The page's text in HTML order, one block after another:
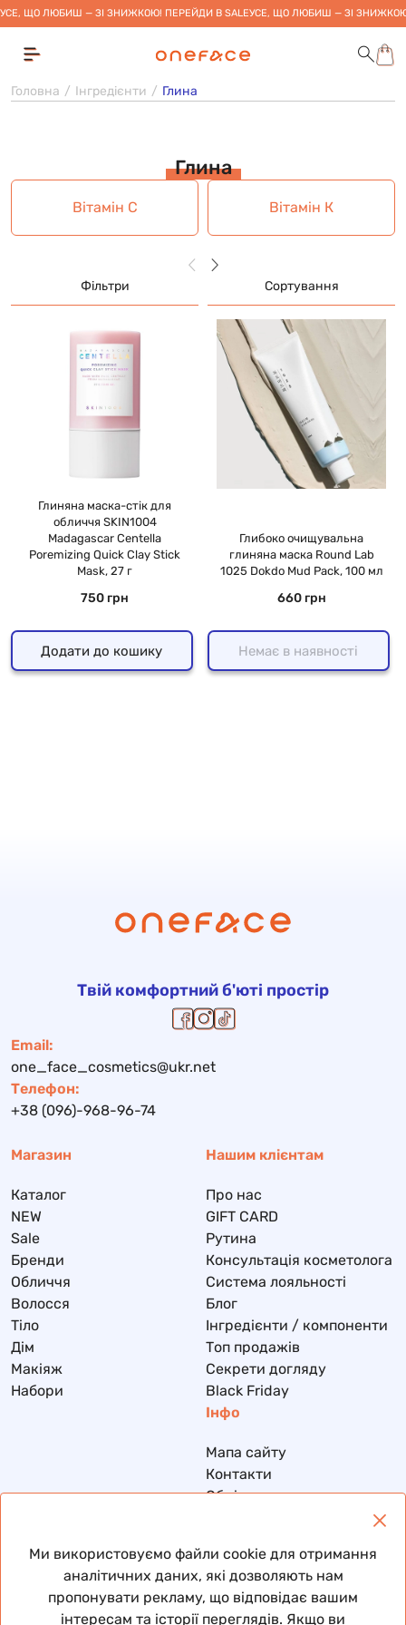
УСЕ, ЩО ЛЮБИШ — ЗІ ЗНИЖКОЮ! ПЕРЕЙДИ В SALEУСЕ, ЩО ЛЮБИШ — ЗІ
Головна Інгредієнти Глина
Глина
Вітамін С Вітамін К
Фільтри Сортування
Глиняна маска-стік для
обличчя SKIN1004
Madagascar Centella
Poremizing Quick Clay Stick
Mask, 27 г
750 грн
Додати до кошику
Глибоко очищувальна
глиняна маска Round Lab
1025 Dokdo Mud Pack, 100 мл
660 грн
Немає в наявності
Твій комфортний б'юті простір
Email:
one_face_cosmetics@ukr.net
Телефон:
+38 (096)-968-96-74
Магазин
Каталог
NEW
Sale
Бренди
Обличчя
Волосся
Тіло
Дім
Макіяж
Набори
Нашим клієнтам
Про нас
GIFT CARD
Рутина
Консультація косметолога
Система лояльності
Блог
Інгредієнти / компоненти
Топ продажів
Секрети догляду
Black Friday
Інфо
Мапа сайту
Контакти
Обмін та повернення
Договір публічної оферти
Ми використовуємо файли cookie для отримання
аналітичних даних, які дозволяють нам
пропонувати рекламу, що відповідає вашим
інтересам та історії переглядів. Якщо ви